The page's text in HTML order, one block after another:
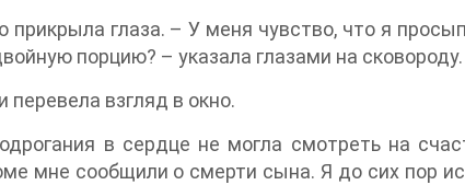
глаза. – У меня чувство, что я
порцию? – указала глазами на сковороду.
взгляд в окно.
в сердце не могла смотреть на
мне сообщили о смерти сына. Я до сих пор